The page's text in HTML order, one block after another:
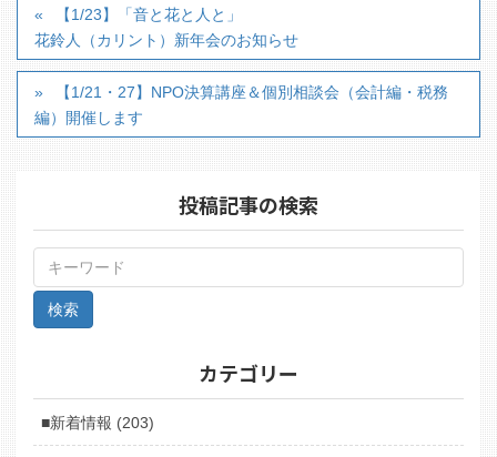
【1/23】「音と花と人と」
花鈴人（カリント）新年会のお知らせ
【1/21・27】NPO決算講座＆個別相談会（会計編・税務
編）開催します
投稿記事の検索
カテゴリー
■新着情報 (203)